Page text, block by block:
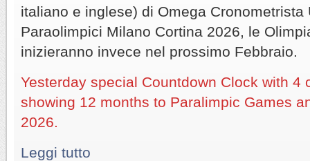
italiano e inglese) di Omega Cronometrista
Paraolimpici Milano Cortina 2026, le
inizieranno invece nel prossimo Febbraio.
Yesterday special Countdown Clock with 4
showing 12 months to Paralimpic Games
2026.
Leggi tutto